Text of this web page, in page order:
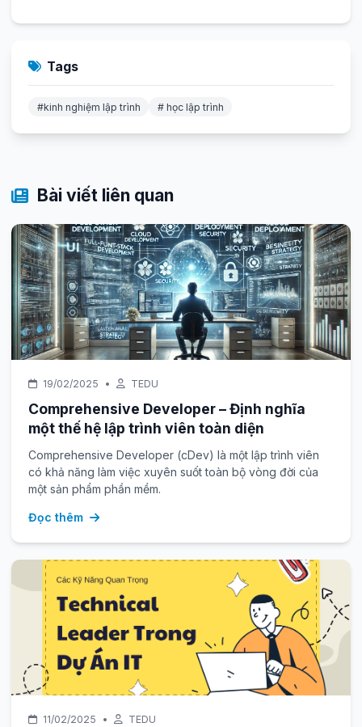
Tags
#kinh nghiệm lập trình # học lập trình
Bài viết liên quan
19/02/2025 • TEDU
Comprehensive Developer – Định nghĩa
một thế hệ lập trình viên toàn diện
Comprehensive Developer (cDev) là một lập trình viên
có khả năng làm việc xuyên suốt toàn bộ vòng đời của
một sản phẩm phần mềm.
Đọc thêm
11/02/2025 • TEDU